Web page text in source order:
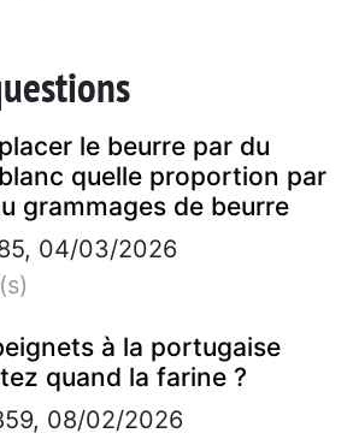
le beurre par du
quelle proportion par
grammages de beurre
04/03/2026
à la portugaise
quand la farine ?
08/02/2026